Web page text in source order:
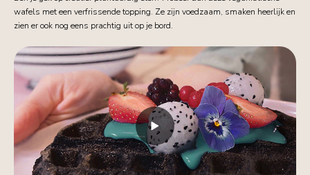
wafels met een verfrissende topping. Ze zijn voedzaam, smaken heerlijk en
zien er ook nog eens prachtig uit op je bord.